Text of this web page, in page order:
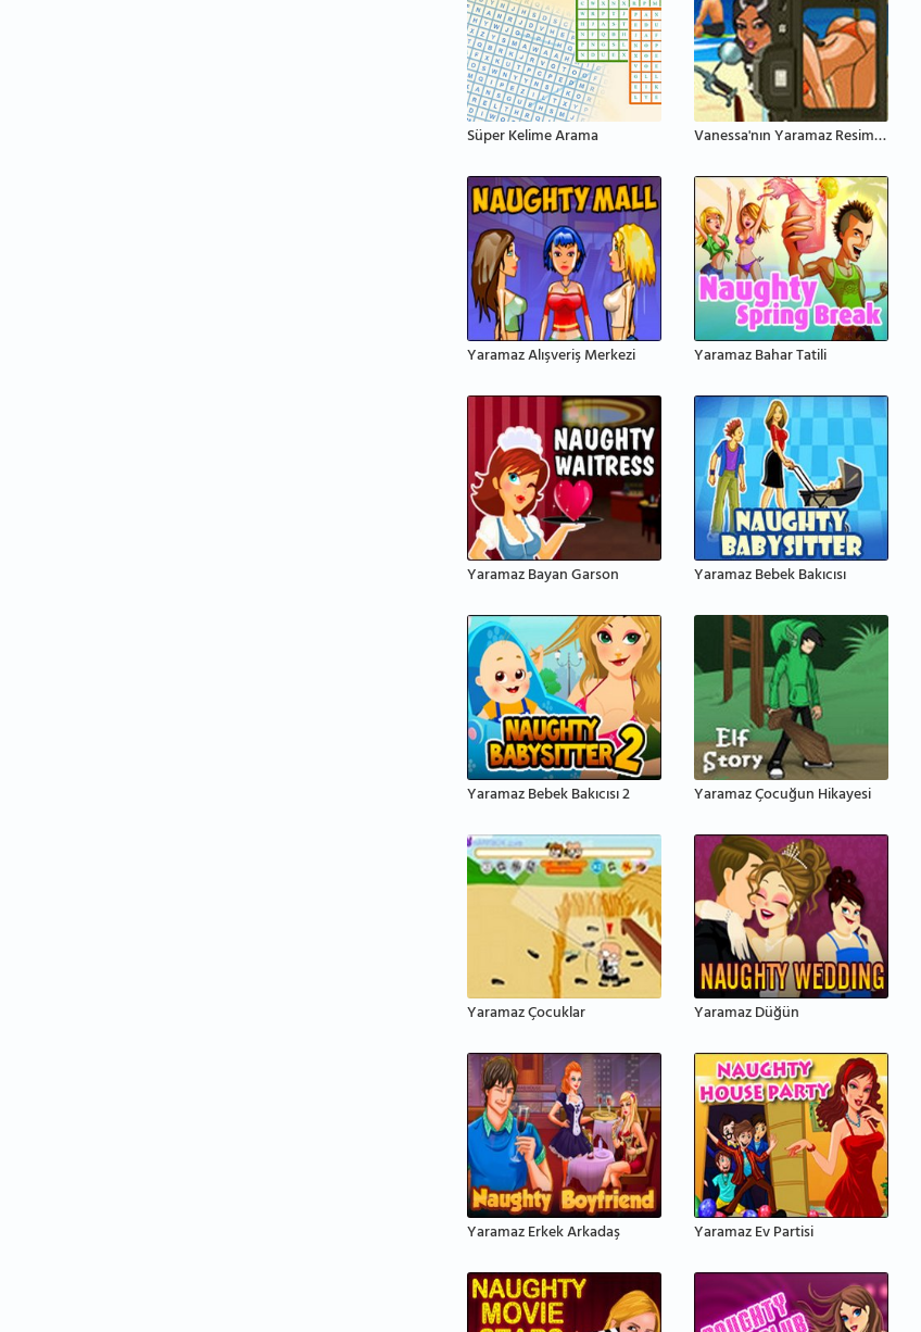
Süper Kelime Arama Vanessa'nın Yaramaz Resimleri
Yaramaz Alışveriş Merkezi Yaramaz Bahar Tatili
Yaramaz Bayan Garson Yaramaz Bebek Bakıcısı
Yaramaz Bebek Bakıcısı 2 Yaramaz Çocuğun Hikayesi
Yaramaz Çocuklar Yaramaz Düğün
Yaramaz Erkek Arkadaş Yaramaz Ev Partisi